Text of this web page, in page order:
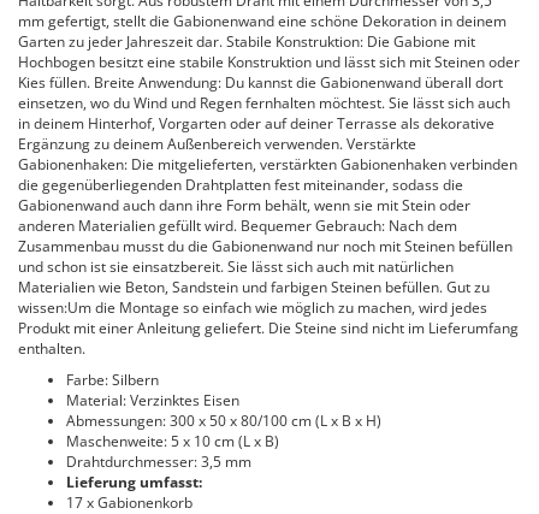
mm gefertigt, stellt die Gabionenwand eine schöne Dekoration in deinem
Garten zu jeder Jahreszeit dar. Stabile Konstruktion: Die Gabione mit
Hochbogen besitzt eine stabile Konstruktion und lässt sich mit Steinen oder
Kies füllen. Breite Anwendung: Du kannst die Gabionenwand überall dort
einsetzen, wo du Wind und Regen fernhalten möchtest. Sie lässt sich auch
in deinem Hinterhof, Vorgarten oder auf deiner Terrasse als dekorative
Ergänzung zu deinem Außenbereich verwenden. Verstärkte
Gabionenhaken: Die mitgelieferten, verstärkten Gabionenhaken verbinden
die gegenüberliegenden Drahtplatten fest miteinander, sodass die
Gabionenwand auch dann ihre Form behält, wenn sie mit Stein oder
anderen Materialien gefüllt wird. Bequemer Gebrauch: Nach dem
Zusammenbau musst du die Gabionenwand nur noch mit Steinen befüllen
und schon ist sie einsatzbereit. Sie lässt sich auch mit natürlichen
Materialien wie Beton, Sandstein und farbigen Steinen befüllen. Gut zu
wissen:Um die Montage so einfach wie möglich zu machen, wird jedes
Produkt mit einer Anleitung geliefert. Die Steine sind nicht im Lieferumfang
enthalten.
Farbe: Silbern
Material: Verzinktes Eisen
Abmessungen: 300 x 50 x 80/100 cm (L x B x H)
Maschenweite: 5 x 10 cm (L x B)
Drahtdurchmesser: 3,5 mm
Lieferung umfasst:
17 x Gabionenkorb